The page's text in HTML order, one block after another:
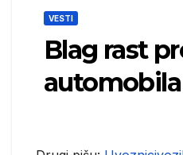
VESTI
Blag rast
automobila